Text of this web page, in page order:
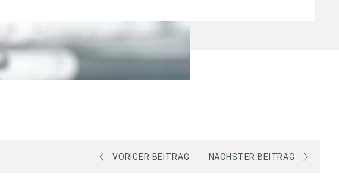
VORIGER BEITRAG NÄCHSTER BEITRAG